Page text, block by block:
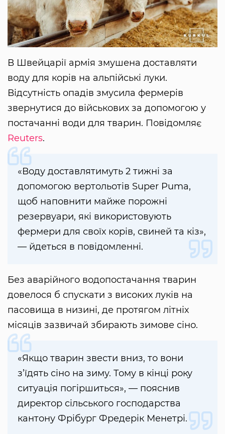
В Швейцарії армія змушена доставляти
воду для корів на альпійські луки.
Відсутність опадів змусила фермерів
звернутися до військових за допомогою у
постачанні води для тварин. Повідомляє
Reuters.
«Воду доставлятимуть 2 тижні за
допомогою вертольотів Super Puma,
щоб наповнити майже порожні
резервуари, які використовують
фермери для своїх корів, свиней та кіз»,
— йдеться в повідомленні.
Без аварійного водопостачання тварин
довелося б спускати з високих луків на
пасовища в низині, де протягом літніх
місяців зазвичай збирають зимове сіно.
«Якщо тварин звести вниз, то вони
з’їдять сіно на зиму. Тому в кінці року
ситуація погіршиться», — пояснив
директор сільського господарства
кантону Фрібург Фредерік Менетрі.